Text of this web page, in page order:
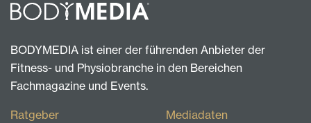
BODYMEDIA ist einer der führenden Anbieter der
Fitness- und Physiobranche in den Bereichen
Fachmagazine und Events.
Ratgeber
Mediadaten